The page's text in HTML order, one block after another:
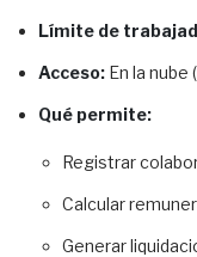
Límite de
Acceso: En la nube
Qué permite:
Registrar
Calcular
Generar